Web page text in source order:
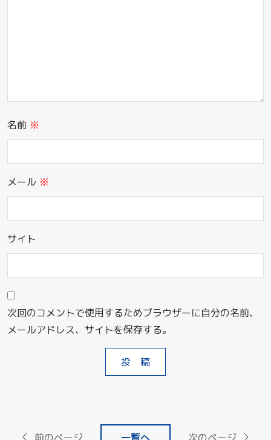
名前 ※
メール ※
サイト
次回のコメントで使用するためブラウザーに自分の名前、
メールアドレス、サイトを保存する。